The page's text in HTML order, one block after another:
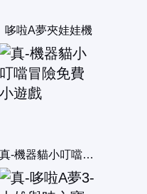
哆啦A夢夾娃娃機
真-機器貓小叮噹冒險